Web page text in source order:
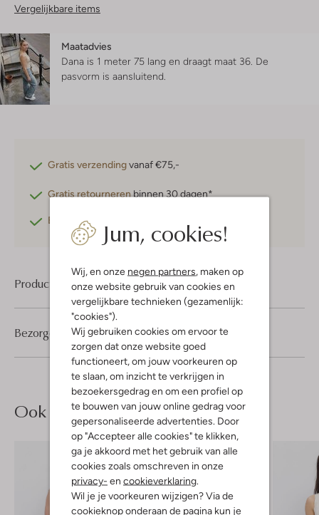
Jum, cookies!
Wij, en onze negen partners, maken op
onze website gebruik van cookies en
vergelijkbare technieken (gezamenlijk:
"cookies").
Wij gebruiken cookies om ervoor te
zorgen dat onze website goed
functioneert, om jouw voorkeuren op
te slaan, om inzicht te verkrijgen in
bezoekersgedrag en om een profiel op
te bouwen van jouw online gedrag voor
gepersonaliseerde advertenties. Door
op "Accepteer alle cookies" te klikken,
ga je akkoord met het gebruik van alle
cookies zoals omschreven in onze
privacy- en cookieverklaring.
Wil je je voorkeuren wijzigen? Via de
cookieknop onderaan de pagina kun je
Vergelijkbare items
Maatadvies
Dana is 1 meter 75 lang en draagt maat 36. De
pasvorm is aansluitend
Gratis verzendingvanaf €75,-
Gratis retournerenbinnen 30 dagen*
Betaal achteraf
Product informatie
Bezorgen & retourneren
Ook iets voor jou?